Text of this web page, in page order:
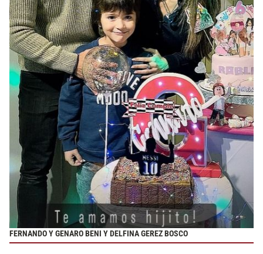
FERNANDO Y GENARO BENI Y DELFINA GEREZ BOSCO